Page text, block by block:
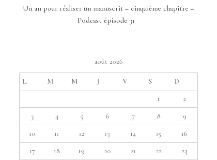
Un an pour réaliser un manuscrit – cinquième chapitre –
Podcast épisode 31
août 2026
L M M J V S
D
1
2
3
4 5 6 7 8
9
10
11 12 13 14 15
16
17
18 19 20 21 22
23